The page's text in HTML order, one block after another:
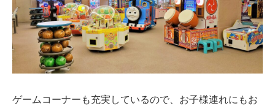
ゲームコーナーも充実しているので、お子様連れにもお